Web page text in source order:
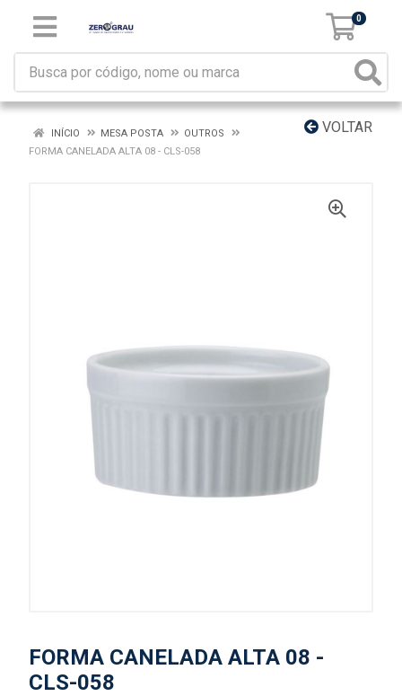
0
VOLTAR
INÍCIO MESA POSTA
OUTROS
FORMA CANELADA ALTA 08 - CLS-058
FORMA CANELADA ALTA 08 -
CLS-058